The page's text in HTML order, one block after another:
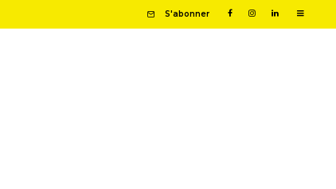
S'abonner